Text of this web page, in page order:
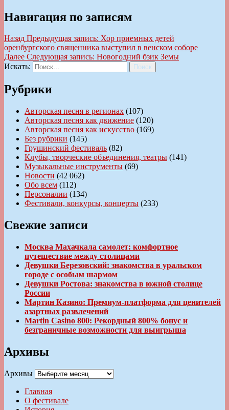
Навигация по записям
Назад Предыдущая запись: Хор приемных детей
оренбургского священника выступил в венском соборе
Далее Следующая запись: Новогодний бзик Земы
Искать:
Поиск
Рубрики
Авторская песня в регионах (107)
Авторская песня как движение (120)
Авторская песня как искусство (169)
Без рубрики (145)
Грушинский фестиваль (82)
Клубы, творческие объединения, театры (141)
Музыкальные инструменты (69)
Новости (42 062)
Обо всем (112)
Персоналии (134)
Фестивали, конкурсы, концерты (233)
Свежие записи
Москва Махачкала самолет: комфортное
путешествие между столицами
Девушки Березовский: знакомства в уральском
городе с особым шармом
Девушки Ростова: знакомства в южной столице
России
Мартин Казино: Премиум-платформа для ценителей
азартных развлечений
Martin Casino 800: Рекордный 800% бонус и
безграничные возможности для выигрыша
Архивы
Архивы
Главная
О фестивале